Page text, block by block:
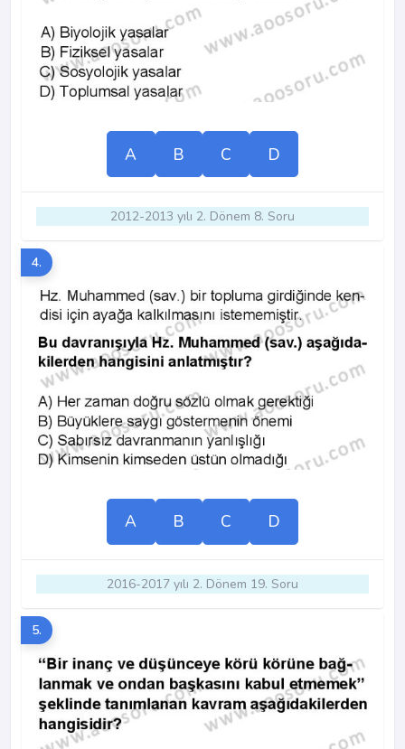
A B C D
2012-2013 yılı 2. Dönem 8. Soru
4.
A B C D
2016-2017 yılı 2. Dönem 19. Soru
5.